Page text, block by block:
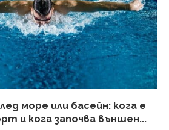
море или басейн: кога е
и кога започва външен...